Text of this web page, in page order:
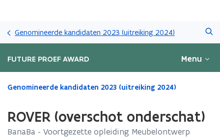
en
naar
gaan
Genomineerde kandidaten 2023 (uitreiking 2024)
FUTURE PROEF AWARD Menu
Gedaan
bevindt
Genomineerde kandidaten 2023 (uitreiking 2024)
ROVER (overschot onderschat)
BanaBa - Voortgezette opleiding Meubelontwerp